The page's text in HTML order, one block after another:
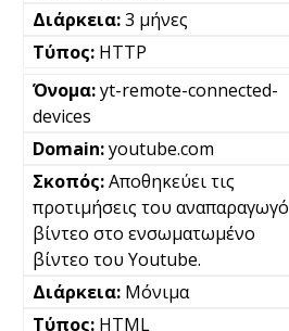
3 μήνες
HTTP
yt-remote-connected-
devices
youtube.com
Αποθηκεύει τις
προτιμήσεις του αναπαραγωγό
βίντεο στο ενσωματωμένο
βίντεο του Youtube.
Μόνιμα
HTML